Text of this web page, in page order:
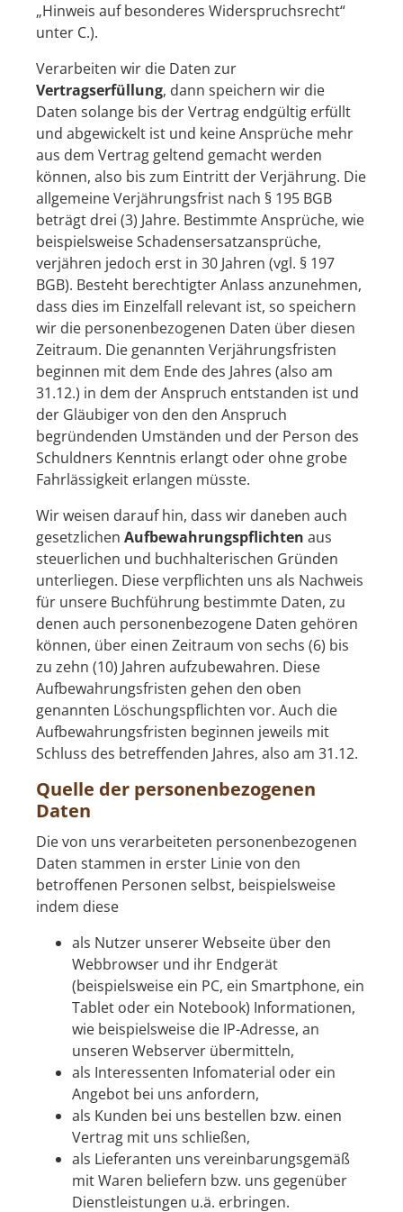
„Hinweis auf besonderes Widerspruchsrecht“
unter C.).
Verarbeiten wir die Daten zur
Vertragserfüllung, dann speichern wir die
Daten solange bis der Vertrag endgültig erfüllt
und abgewickelt ist und keine Ansprüche mehr
aus dem Vertrag geltend gemacht werden
können, also bis zum Eintritt der Verjährung. Die
allgemeine Verjährungsfrist nach § 195 BGB
beträgt drei (3) Jahre. Bestimmte Ansprüche, wie
beispielsweise Schadensersatzansprüche,
verjähren jedoch erst in 30 Jahren (vgl. § 197
BGB). Besteht berechtigter Anlass anzunehmen,
dass dies im Einzelfall relevant ist, so speichern
wir die personenbezogenen Daten über diesen
Zeitraum. Die genannten Verjährungsfristen
beginnen mit dem Ende des Jahres (also am
31.12.) in dem der Anspruch entstanden ist und
der Gläubiger von den den Anspruch
begründenden Umständen und der Person des
Schuldners Kenntnis erlangt oder ohne grobe
Fahrlässigkeit erlangen müsste.
Wir weisen darauf hin, dass wir daneben auch
gesetzlichen Aufbewahrungspflichten aus
steuerlichen und buchhalterischen Gründen
unterliegen. Diese verpflichten uns als Nachweis
für unsere Buchführung bestimmte Daten, zu
denen auch personenbezogene Daten gehören
können, über einen Zeitraum von sechs (6) bis
zu zehn (10) Jahren aufzubewahren. Diese
Aufbewahrungsfristen gehen den oben
genannten Löschungspflichten vor. Auch die
Aufbewahrungsfristen beginnen jeweils mit
Schluss des betreffenden Jahres, also am 31.12.
Quelle der personenbezogenen
Daten
Die von uns verarbeiteten personenbezogenen
Daten stammen in erster Linie von den
betroffenen Personen selbst, beispielsweise
indem diese
als Nutzer unserer Webseite über den
Webbrowser und ihr Endgerät
(beispielsweise ein PC, ein Smartphone, ein
Tablet oder ein Notebook) Informationen,
wie beispielsweise die IP-Adresse, an
unseren Webserver übermitteln,
als Interessenten Infomaterial oder ein
Angebot bei uns anfordern,
als Kunden bei uns bestellen bzw. einen
Vertrag mit uns schließen,
als Lieferanten uns vereinbarungsgemäß
mit Waren beliefern bzw. uns gegenüber
Dienstleistungen u.ä. erbringen.